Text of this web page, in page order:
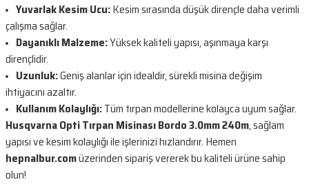
Yuvarlak Kesim Ucu:Kesim sırasında düşük dirençle daha verimli
çalışma sağlar.
Dayanıklı Malzeme:Yüksek kaliteli yapısı, aşınmaya karşı
dirençlidir.
Uzunluk:Geniş alanlar için idealdir, sürekli misina değişim
ihtiyacını azaltır.
Kullanım Kolaylığı:Tüm tırpan modellerine kolayca uyum sağlar.
Husqvarna Opti Tırpan Misinası Bordo 3.0mm 240m, sağlam
yapısı ve kesim kolaylığı ile işlerinizi hızlandırır. Hemen
hepnalbur.comüzerinden sipariş vererek bu kaliteli ürüne sahip
olun!